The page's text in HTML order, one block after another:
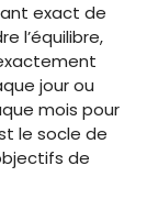
exact de
l’équilibre,
jour ou
mois pour
le socle de
de